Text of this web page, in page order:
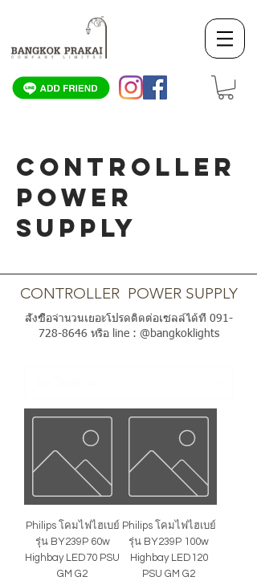
CONTROLLER
POWER
SUPPLY
CONTROLLER POWER SUPPLY
สั่งซื้อจำนวนเยอะโปรดติดต่อเซลล์ได้ที่ 091-
728-8646หรือ line : @bangkoklights
Philips โคมไฟไฮเบย์
รุ่น BY239P 60w
Highbay LED70 PSU
GM G2
Philips โคมไฟไฮเบย์
รุ่น BY239P 100w
Highbay LED120
PSU GM G2